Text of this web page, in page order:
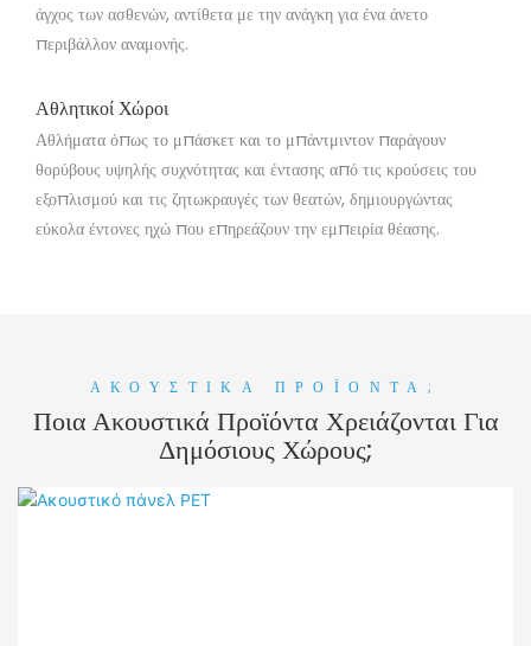
άγχος των ασθενών, αντίθετα με την ανάγκη για ένα άνετο
περιβάλλον αναμονής.
Αθλητικοί Χώροι
Αθλήματα όπως το μπάσκετ και το μπάντμιντον παράγουν
θορύβους υψηλής συχνότητας και έντασης από τις κρούσεις του
εξοπλισμού και τις ζητωκραυγές των θεατών, δημιουργώντας
εύκολα έντονες ηχώ που επηρεάζουν την εμπειρία θέασης.
ΑΚΟΥΣΤΙΚΆ ΠΡΟΪΌΝΤΑ;
Ποια Ακουστικά Προϊόντα Χρειάζονται Για
Δημόσιους Χώρους;